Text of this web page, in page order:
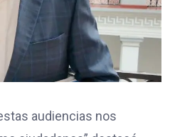
audiencias nos